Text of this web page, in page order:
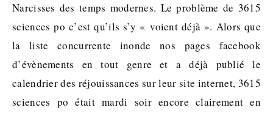
Narcisses des temps modernes. Le problème de 3615
sciences po c’est qu’ils s’y « voient déjà ». Alors que
la liste concurrente inonde nos pages facebook
d’évènements en tout genre et a déjà publié le
calendrier des réjouissances sur leur site internet, 3615
sciences po était mardi soir encore clairement en